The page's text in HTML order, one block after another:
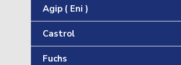
Agip ( Eni )
Castrol
Fuchs